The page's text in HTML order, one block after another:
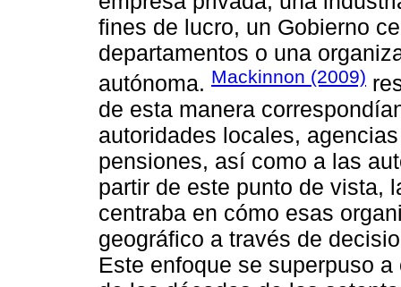
fines de lucro, un Gobierno
departamentos o una
autónoma. Mackinnon (2009)
de esta manera
autoridades locales,
pensiones, así como a las
partir de este punto de vista,
centraba en cómo esas
geográfico a través de
Este enfoque se superpuso